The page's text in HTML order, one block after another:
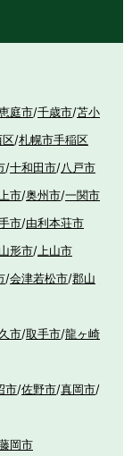
庭市/千歳市/苫小
区/札幌市手稲区
/十和田市/八戸市
市/奥州市/一関市
市/由利本荘市
山形市/上山市
/会津若松市/郡山
市/取手市/龍ヶ崎
市/佐野市/真岡市/
岡市